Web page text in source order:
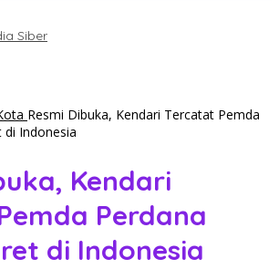
Siber
Resmi Dibuka, Kendari Tercatat Pemda
di Indonesia
Kendari
Perdana
di Indonesia